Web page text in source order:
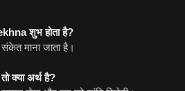
शुभ होता है?
माना जाता है।
क्या अर्थ है?